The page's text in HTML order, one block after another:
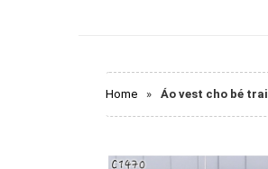
Home » Áo vest cho bé trai